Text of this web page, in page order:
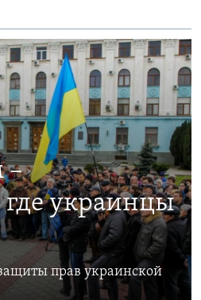
–
украинцы
прав украинской